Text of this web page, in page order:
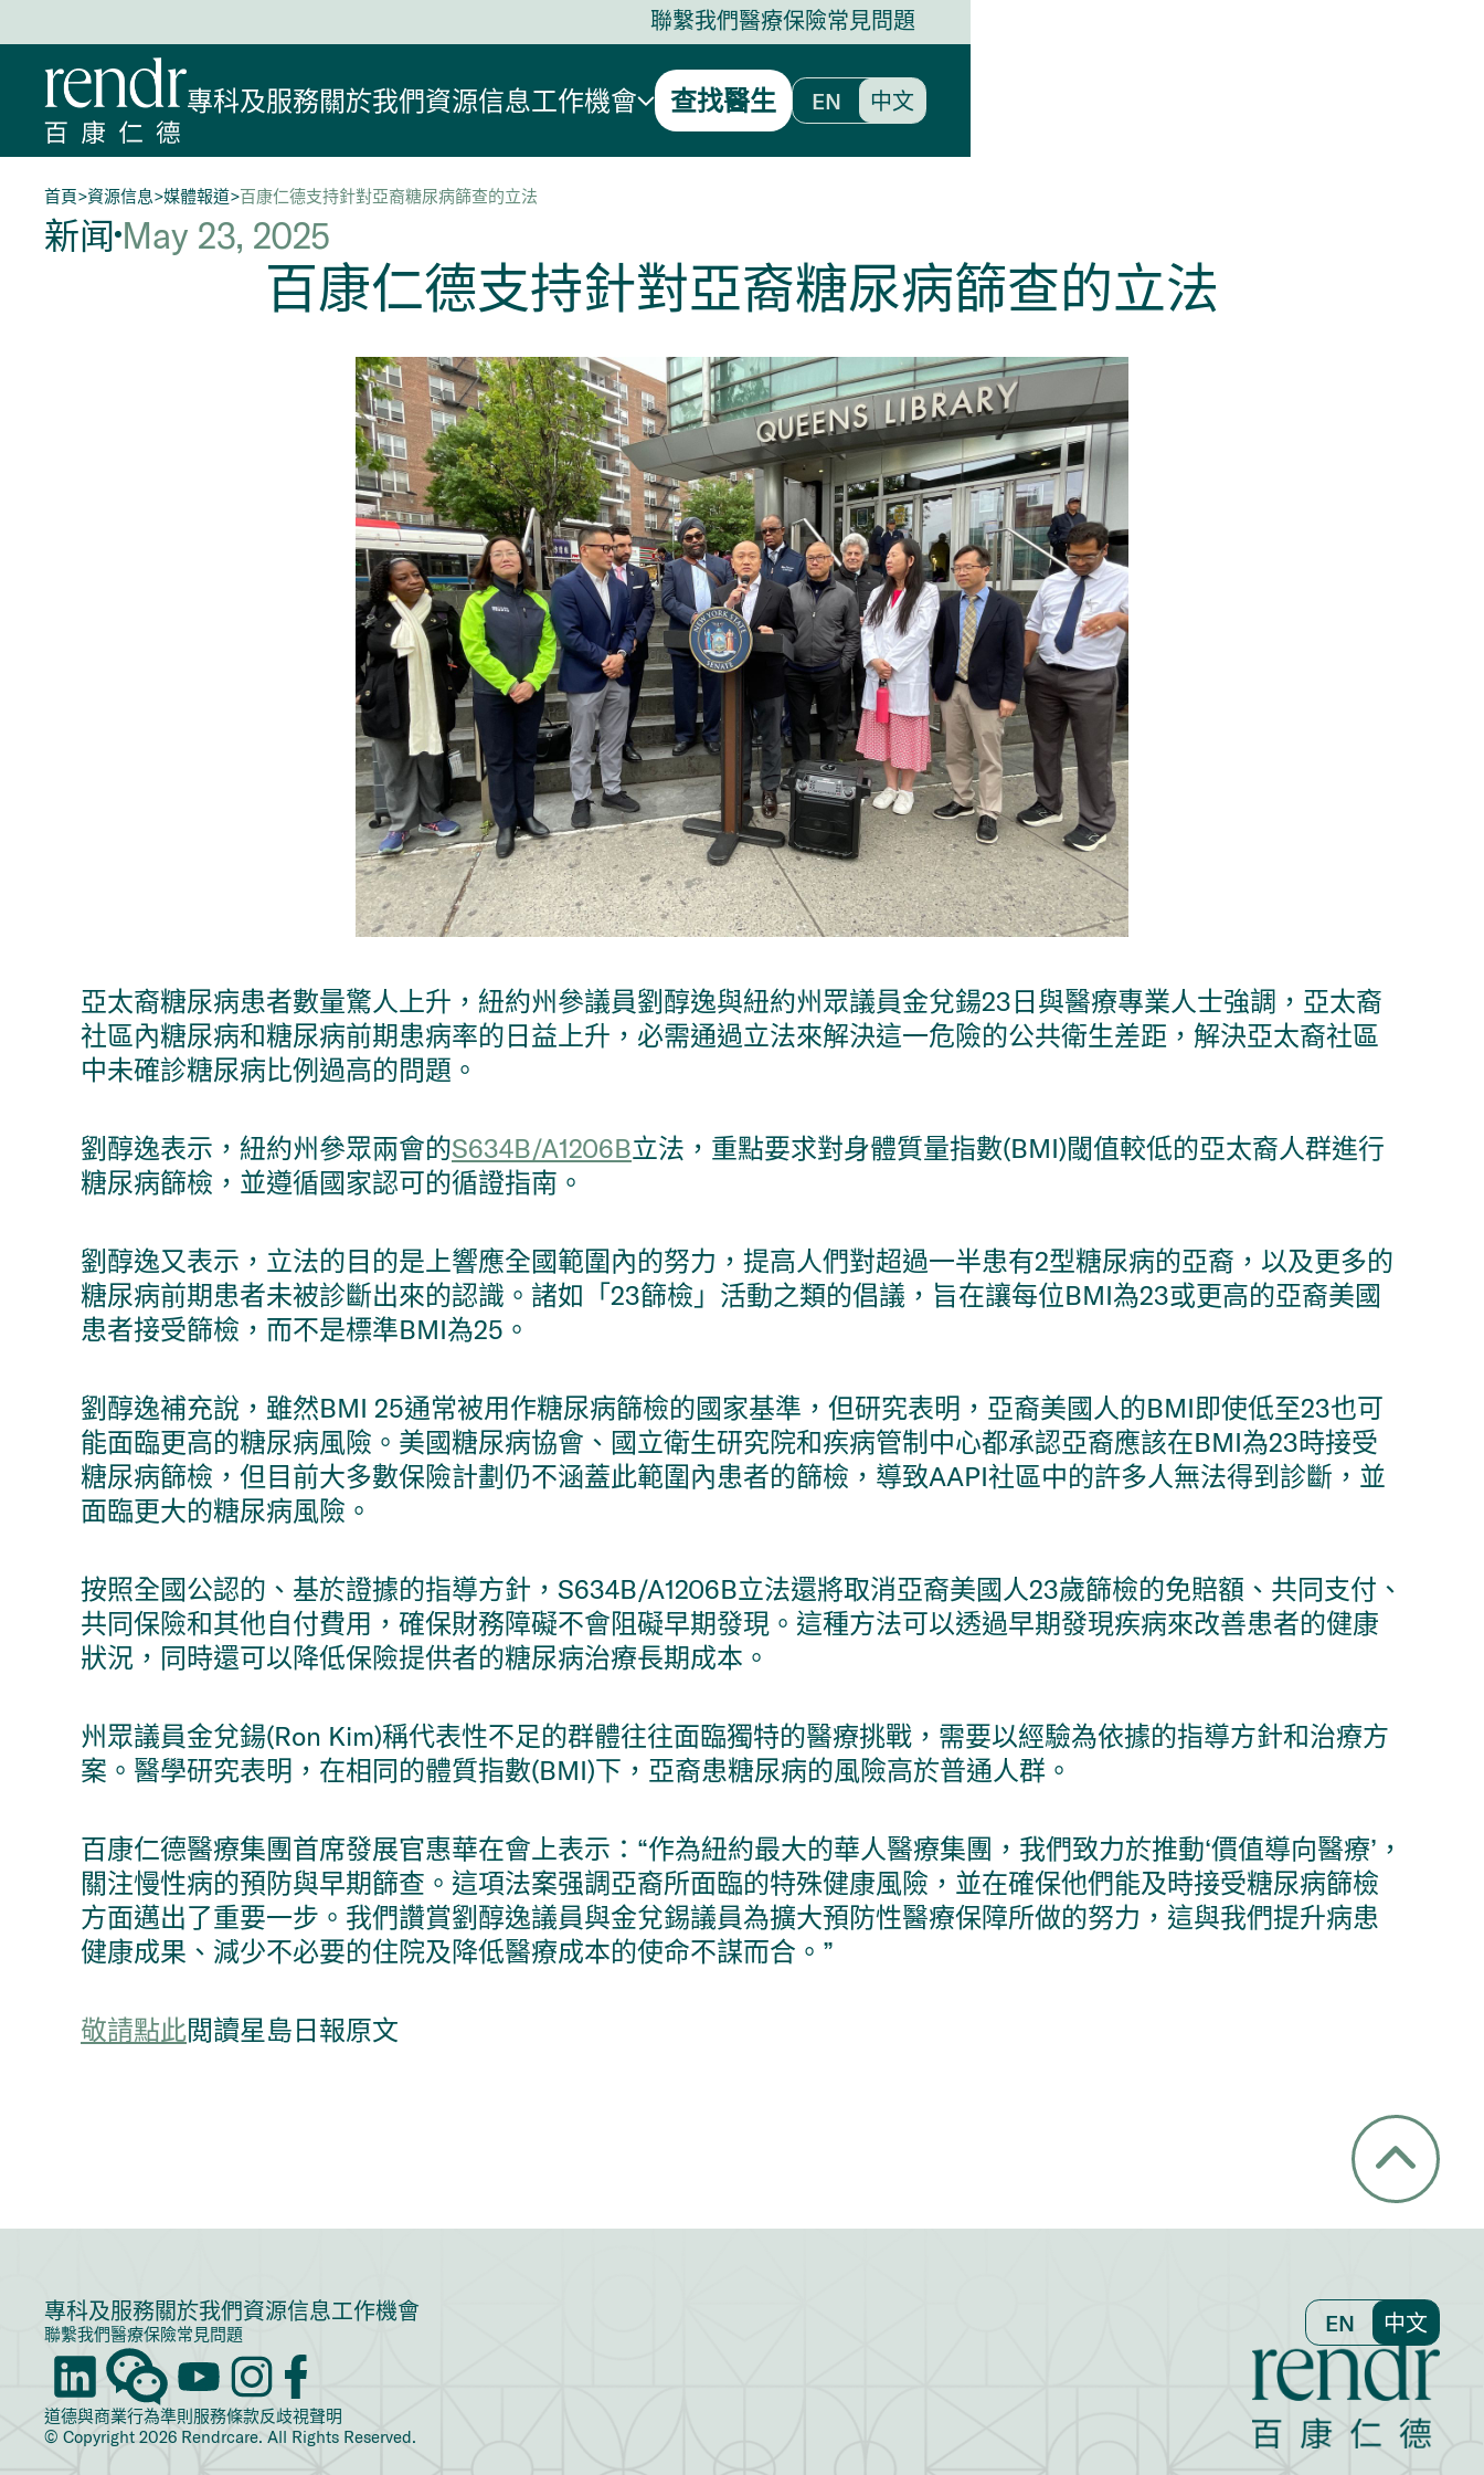
聯繫我們醫療保險常見問題
專科及服務關於我們資源信息工作機會 查找醫生 EN 中文
首頁>資源信息>媒體報道>百康仁德支持針對亞裔糖尿病篩查的立法
新闻 May 23, 2025
百康仁德支持針對亞裔糖尿病篩查的立法
亞太裔糖尿病患者數量驚人上升，紐約州參議員劉醇逸與紐約州眾議員金兌鍚23日與醫療專業人士強調，亞太裔
社區內糖尿病和糖尿病前期患病率的日益上升，必需通過立法來解決這一危險的公共衛生差距，解決亞太裔社區
中未確診糖尿病比例過高的問題。
劉醇逸表示，紐約州參眾兩會的S634B/A1206B立法，重點要求對身體質量指數(BMI)閾值較低的亞太裔人群進行
糖尿病篩檢，並遵循國家認可的循證指南。
劉醇逸又表示，立法的目的是上響應全國範圍內的努力，提高人們對超過一半患有2型糖尿病的亞裔，以及更多的
糖尿病前期患者未被診斷出來的認識。諸如「23篩檢」活動之類的倡議，旨在讓每位BMI為23或更高的亞裔美國
患者接受篩檢，而不是標準BMI為25。
劉醇逸補充說，雖然BMI 25通常被用作糖尿病篩檢的國家基準，但研究表明，亞裔美國人的BMI即使低至23也可
能面臨更高的糖尿病風險。美國糖尿病協會、國立衛生研究院和疾病管制中心都承認亞裔應該在​​BMI為23時接受
糖尿病篩檢，但目前大多數保險計劃仍不涵蓋此範圍內患者的篩檢，導致AAPI社區中的許多人無法得到診斷，並
面臨更大的糖尿病風險。
按照全國公認的、基於證據的指導方針，S634B/A1206B立法還將取消亞裔美國人23歲篩檢的免賠額、共同支付、
共同保險和其他自付費用，確保財務障礙不會阻礙早期發現。這種方法可以透過早期發現疾病來改善患者的健康
狀況，同時還可以降低保險提供者的糖尿病治療長期成本。
州眾議員金兌鍚(Ron Kim)稱代表性不足的群體往往面臨獨特的醫療挑戰，需要以經驗為依據的指導方針和治療方
案。醫學研究表明，在相同的體質指數(BMI)下，亞裔患糖尿病的風險高於普通人群。
百康仁德醫療集團首席發展官惠華在會上表示：“作為紐約最大的華人醫療集團，我們致力於推動‘價值導向醫療’，
關注慢性病的預防與早期篩查。這項法案强調亞裔所面臨的特殊健康風險，並在確保他們能及時接受糖尿病篩檢
方面邁出了重要一步。我們讚賞劉醇逸議員與金兌錫議員為擴大預防性醫療保障所做的努力，這與我們提升病患
健康成果、減少不必要的住院及降低醫療成本的使命不謀而合。”
敬請點此閲讀星島日報原文
專科及服務關於我們資源信息工作機會
聯繫我們醫療保險常見問題 EN 中文
道德與商業行為準則服務條款反歧視聲明
© Copyright 2026 Rendrcare. All Rights Reserved.